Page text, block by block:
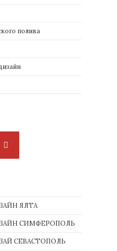
полива
ЯЛТА
СИМФЕРОПОЛЬ
СЕВАСТОПОЛЬ